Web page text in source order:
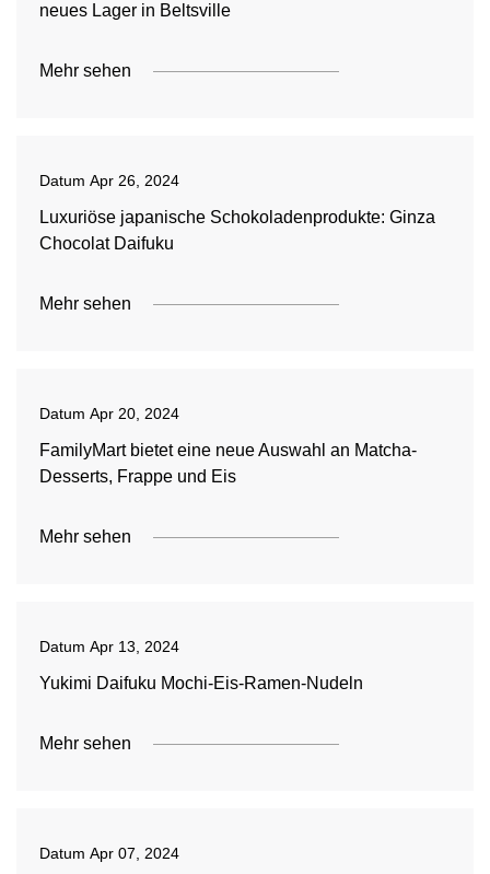
neues Lager in Beltsville
Mehr sehen
Datum Apr 26, 2024
Luxuriöse japanische Schokoladenprodukte: Ginza
Chocolat Daifuku
Mehr sehen
Datum Apr 20, 2024
FamilyMart bietet eine neue Auswahl an Matcha-
Desserts, Frappe und Eis
Mehr sehen
Datum Apr 13, 2024
Yukimi Daifuku Mochi-Eis-Ramen-Nudeln
Mehr sehen
Datum Apr 07, 2024